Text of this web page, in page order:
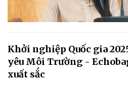
Khởi nghiệp Quốc gia
yêu Môi Trường -
xuất sắc